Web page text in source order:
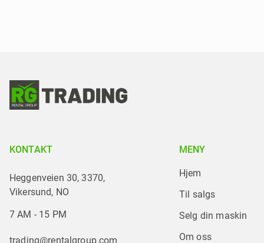
KONTAKT
Heggenveien 30, 3370,
Vikersund, NO
7 AM - 15 PM
trading@rentalgroup.com
MENY
Hjem
Til salgs
Selg din maskin
Om oss